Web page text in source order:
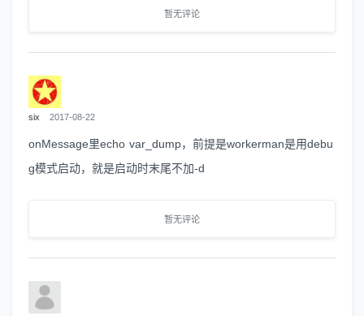
暂无评论
six 2017-08-22
onMessage里echo var_dump，前提是workerman是用debu
g模式启动，就是启动时末尾不加-d
暂无评论